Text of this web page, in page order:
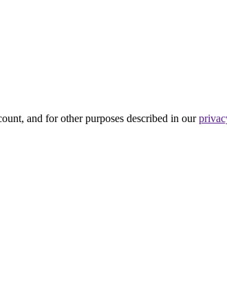
and for other purposes described in our